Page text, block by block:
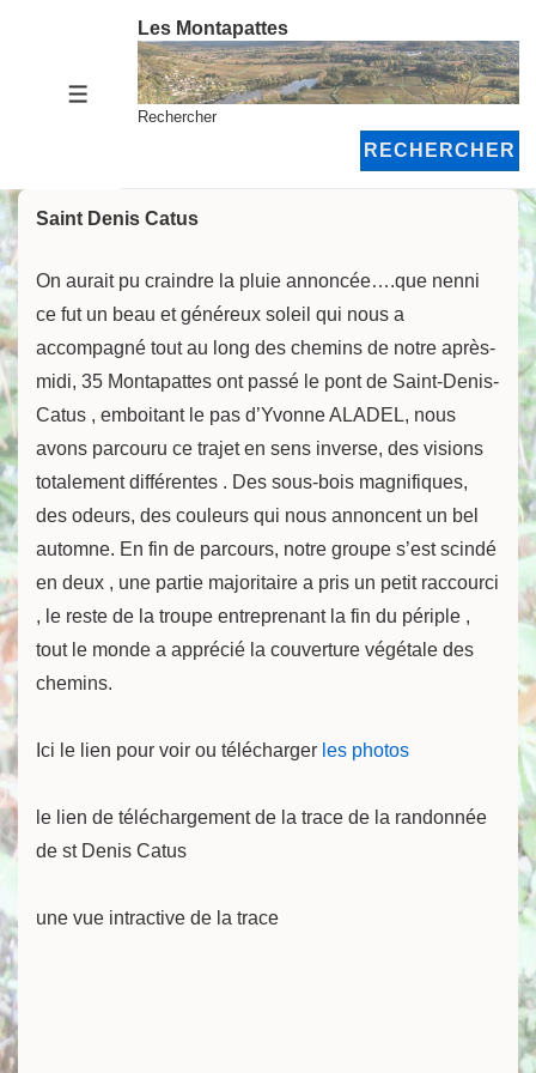
MENU
Les Montapattes
Rechercher
RECHERCHER
Saint Denis Catus
On aurait pu craindre la pluie annoncée….que nenni
ce fut un beau et généreux soleil qui nous a
accompagné tout au long des chemins de notre après-
midi, 35 Montapattes ont passé le pont de Saint-Denis-
Catus , emboitant le pas d’Yvonne ALADEL, nous
avons parcouru ce trajet en sens inverse, des visions
totalement différentes . Des sous-bois magnifiques,
des odeurs, des couleurs qui nous annoncent un bel
automne. En fin de parcours, notre groupe s’est scindé
en deux , une partie majoritaire a pris un petit raccourci
, le reste de la troupe entreprenant la fin du périple ,
tout le monde a apprécié la couverture végétale des
chemins.
Ici le lien pour voir ou télécharger les photos
le lien de téléchargement de la trace de la randonnée
de st Denis Catus
une vue intractive de la trace